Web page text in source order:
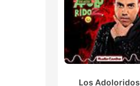
Los Adoloridos